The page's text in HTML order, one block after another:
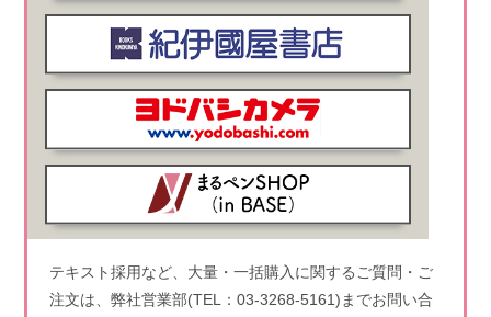
テキスト採用など、大量・一括購入に関するご質問・ご
注文は、弊社営業部(TEL：03-3268-5161)までお問い合